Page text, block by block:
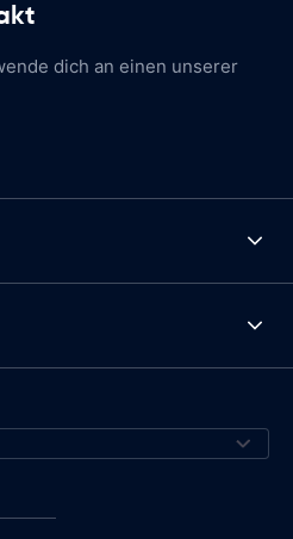
dich an einen unserer